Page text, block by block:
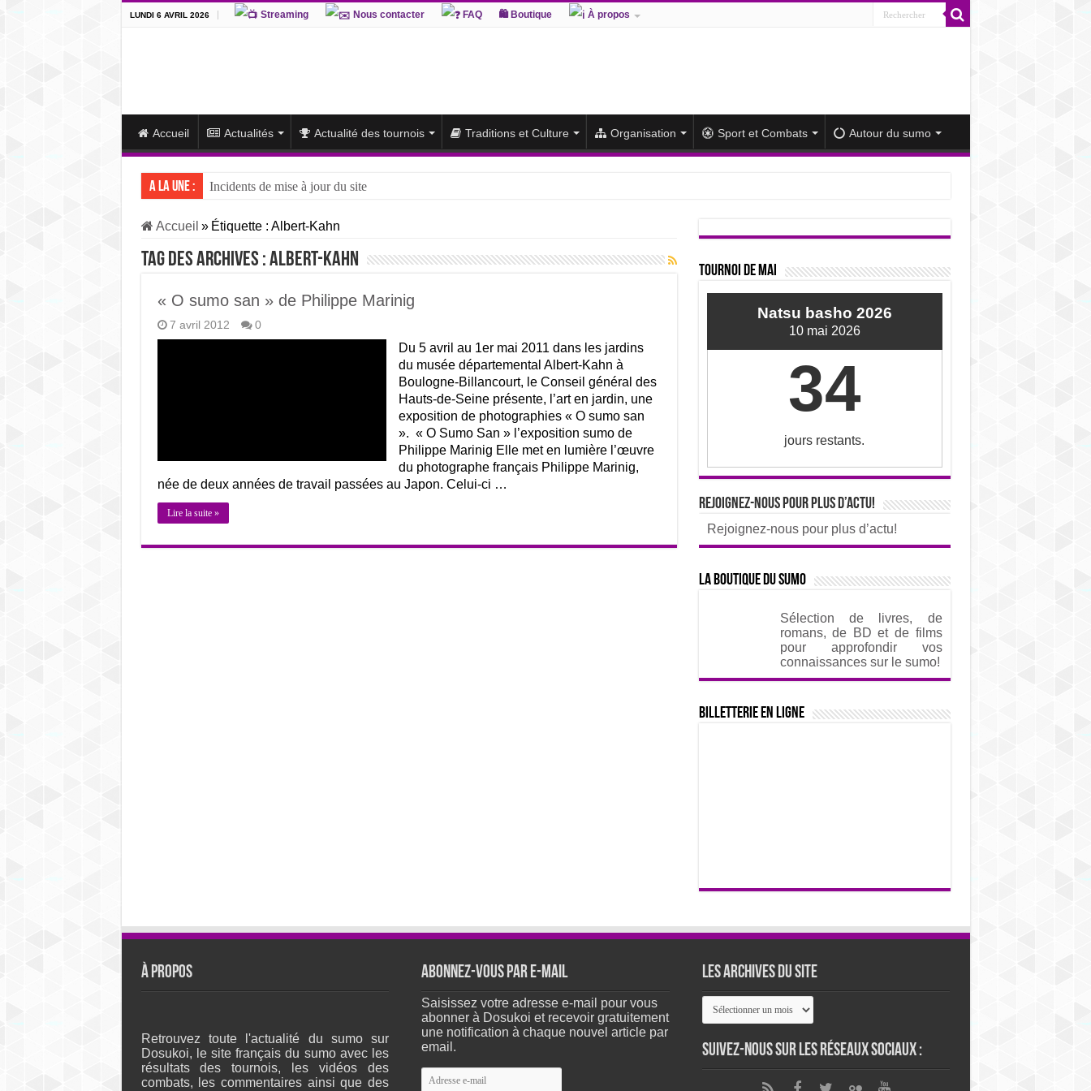
LUNDI 6 AVRIL 2026 Streaming Nous contacter FAQ 🛍 Boutique À propos
Accueil Actualités Actualité des tournois Traditions et Culture Organisation Sport et Combats Autour du sumo
A la une :
Incidents de mise à jour du site
J13 – Aonishiki conserve la tête du classement et poursuit sa série de victoires face à un Hoshoryu diminué
J12 – Aonishiki prend la tête du classement après les défaites d’Abi et d’Atamifuji
Accueil » Étiquette : Albert-Kahn
Tag des archives :Albert-Kahn
« O sumo san » de Philippe Marinig
7 avril 2012 0
Du 5 avril au 1er mai 2011 dans les jardins
du musée départemental Albert-Kahn à
Boulogne-Billancourt, le Conseil général des
Hauts-de-Seine présente, l’art en jardin, une
exposition de photographies « O sumo san
». « O Sumo San » l’exposition sumo de
Philippe Marinig Elle met en lumière l’œuvre
du photographe français Philippe Marinig,
née de deux années de travail passées au Japon. Celui-ci …
Lire la suite »
Tournoi de mai
Natsu basho 2026
10 mai 2026
34
jours restants.
Rejoignez-nous pour plus d’actu!
Rejoignez-nous pour plus d’actu!
La boutique du sumo
Sélection de livres, de
romans, de BD et de films
pour approfondir vos
connaissances sur le sumo!
Billetterie en ligne
À propos
Retrouvez toute l'actualité du sumo sur
Dosukoi, le site français du sumo avec les
résultats des tournois, les vidéos des
combats, les commentaires ainsi que des
Abonnez-vous par e-mail
Saisissez votre adresse e-mail pour vous
abonner à Dosukoi et recevoir gratuitement
une notification à chaque nouvel article par
email.
Adresse
e-
Les archives du site
Les
archives
site
Suivez-nous sur les réseaux sociaux :